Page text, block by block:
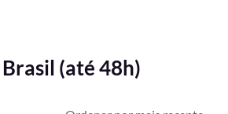
(até 48h)